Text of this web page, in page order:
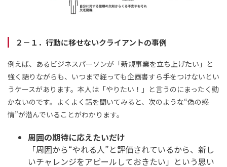
２－１．行動に移せないクライアントの事例
例えば、あるビジネスパーソンが「新規事業を立ち上げたい」と
強く語りながらも、いつまで経っても企画書すら手をつけないとい
うケースがあります。本人は「やりたい！」と言うのにまったく動
かないのです。よくよく話を聞いてみると、次のような“偽の感
情”が潜んでいることがわかります。
周囲の期待に応えたいだけ
「周囲から“やれる人”と評価されているから、新し
いチャレンジをアピールしておきたい」という思い